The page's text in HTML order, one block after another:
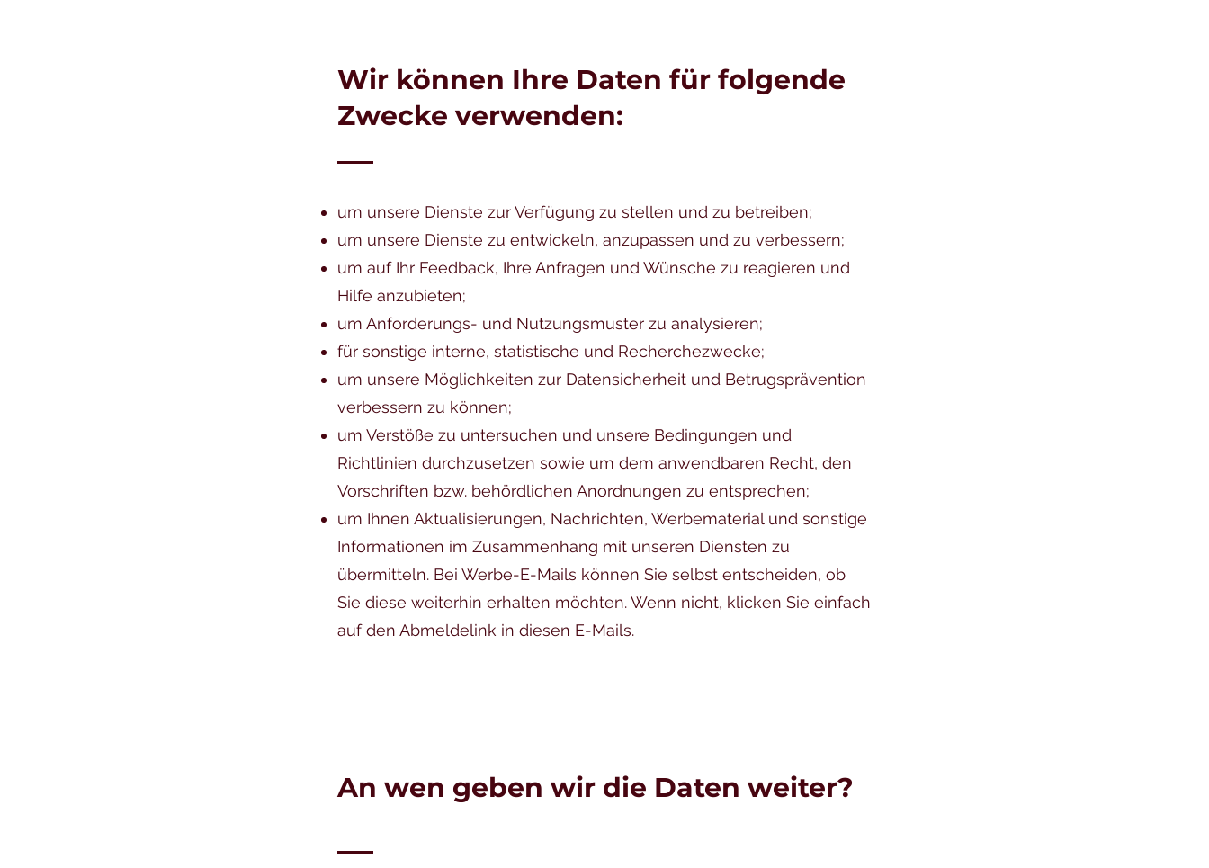
Wir können Ihre Daten für folgende
Zwecke verwenden:
um unsere Dienste zur Verfügung zu stellen und zu betreiben;
um unsere Dienste zu entwickeln, anzupassen und zu verbessern;
um auf Ihr Feedback, Ihre Anfragen und Wünsche zu reagieren und
Hilfe anzubieten;
um Anforderungs- und Nutzungsmuster zu analysieren;
für sonstige interne, statistische und Recherchezwecke;
um unsere Möglichkeiten zur Datensicherheit und Betrugsprävention
verbessern zu können;
um Verstöße zu untersuchen und unsere Bedingungen und
Richtlinien durchzusetzen sowie um dem anwendbaren Recht, den
Vorschriften bzw. behördlichen Anordnungen zu entsprechen;
um Ihnen Aktualisierungen, Nachrichten, Werbematerial und sonstige
Informationen im Zusammenhang mit unseren Diensten zu
übermitteln. Bei Werbe-E-Mails können Sie selbst entscheiden, ob
Sie diese weiterhin erhalten möchten. Wenn nicht, klicken Sie einfach
auf den Abmeldelink in diesen E-Mails.
An wen geben wir die Daten weiter?